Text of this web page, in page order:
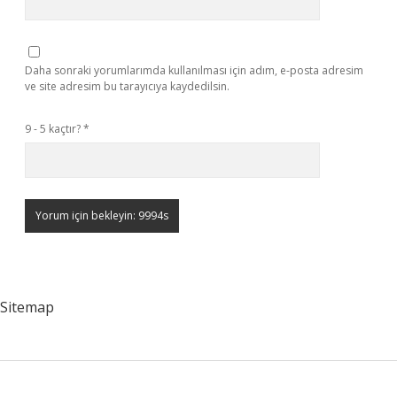
Daha sonraki yorumlarımda kullanılması için adım, e-posta adresim
ve site adresim bu tarayıcıya kaydedilsin.
9 - 5 kaçtır?*
Sitemap